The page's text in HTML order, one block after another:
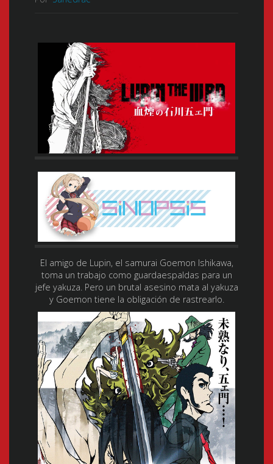
El amigo de Lupin, el samurai Goemon Ishikawa,
toma un trabajo como guardaespaldas para un
jefe yakuza. Pero un brutal asesino mata al yakuza
y Goemon tiene la obligación de rastrearlo.